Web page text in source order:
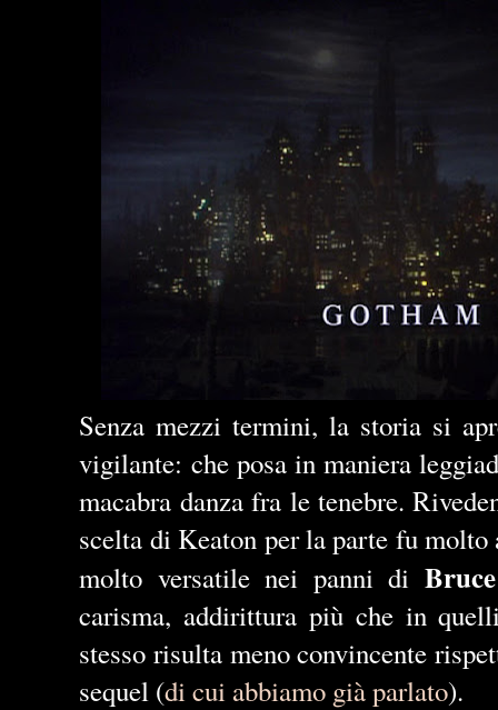
Senza mezzi termini, la storia si
vigilante: che posa in maniera
macabra danza fra le tenebre.
scelta di Keaton per la parte fu
molto versatile nei panni di
carisma, addirittura più che in
stesso risulta meno convincente
sequel (di cui abbiamo già parlato).